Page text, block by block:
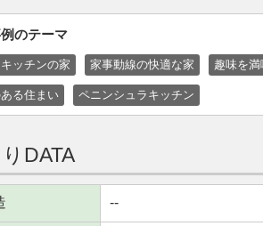
のテーマ
ッチンの家 家事動線の快適な家 趣味を
る住まい ペニンシュラキッチン
DATA
--